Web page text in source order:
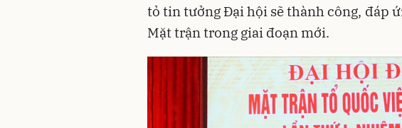
tỏ tin tưởng Đại hội sẽ thành công, đáp
Mặt trận trong giai đoạn mới.